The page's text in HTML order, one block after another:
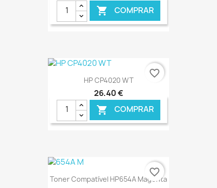
 COMPRAR
€ ONLINE
HP CP4020 WT
26,40 €
 COMPRAR
€ ONLINE
favorite_border
Toner Compatível HP654A Magenta
favorite_border